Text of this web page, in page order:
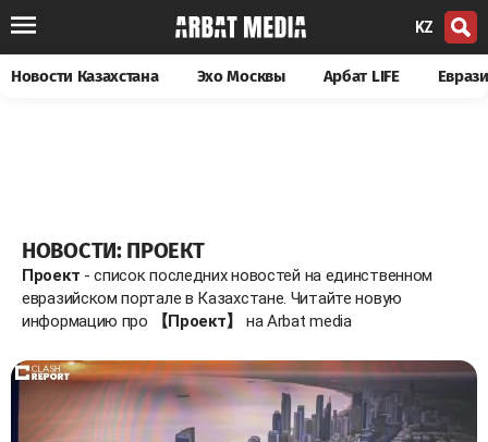
KZ
Новости Казахстана Эхо Москвы Арбат LIFE
НОВОСТИ: ПРОЕКТ
Проект - список последних новостей на единственном
евразийском портале в Казахстане. Читайте новую
информацию про
【Проект】 на Arbat media